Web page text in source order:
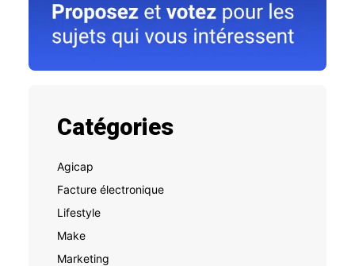
Catégories
Agicap
Facture électronique
Lifestyle
Make
Marketing